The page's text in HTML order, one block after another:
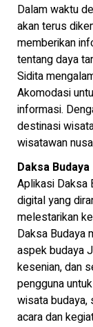
Dalam waktu
akan terus
memberikan
tentang daya
Sidita
Akomodasi
informasi.
destinasi
wisatawan
Daksa Budaya
Aplikasi Daksa
digital yang
melestarikan
Daksa Budaya
aspek budaya
kesenian, dan
pengguna
wisata
acara dan